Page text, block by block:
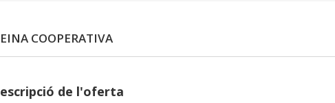
COOPERATIVA
de l'oferta